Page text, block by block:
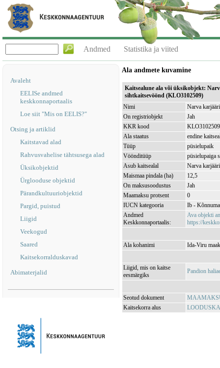
Andmed Statistika ja viited
Avaleht
EELISe andmed
keskkonnaportaalis
Loe siit "Mis on EELIS?"
Otsing ja artiklid
Kaitstavad alad
Rahvusvahelise tähtsusega alad
Üksikobjektid
Ürglooduse objektid
Pärandkultuuriobjektid
Pargid, puistud
Liigid
Veekogud
Saared
Kaitsekorralduskavad
Abimaterjalid
Ala andmete kuvamine
Kaitsealune ala või üksikobjekt:
sihtkaitsevöönd (KLO3102509)
Nimi
Narva
On registriobjekt
Jah
KKR kood
KLO3102509
Ala staatus
endine
Tüüp
püsielupaik
Vöönditüüp
püsielupaiga
Asub kaitsealal
Narva
Maismaa pindala (ha)
12,5
On maksusoodustus
Jah
Maamaksu protsent
0
IUCN kategooria
Ib -
Andmed
Keskkonnaportaalis:
Ava objekti
https://
Ala kohanimi Ida-Viru
Liigid, mis on kaitse
eesmärgiks
Pandion
Seotud dokument
Kaitsekorra alus